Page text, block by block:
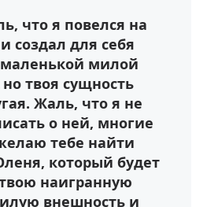
что я повелся на
создал для себя
милой
твоя сущность
Жаль, что я не
о ней, многие
тебе найти
который будет
наигранную
внешность и